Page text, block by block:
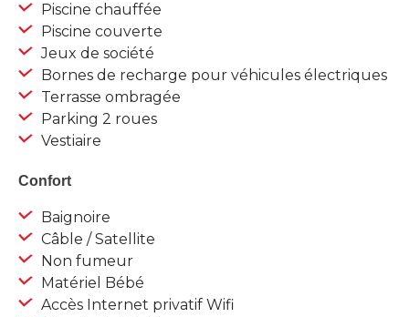
Piscine chauffée
Piscine couverte
Jeux de société
Bornes de recharge pour véhicules électriques
Terrasse ombragée
Parking 2 roues
Vestiaire
Confort
Baignoire
Câble / Satellite
Non fumeur
Matériel Bébé
Accès Internet privatif Wifi